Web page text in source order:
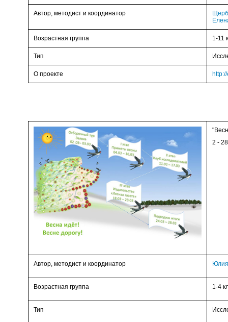
Автор, методист и координатор
Возрастная группа 1-11
Тип
О проекте
2 -
Автор, методист и координатор
Возрастная группа 1-4
Тип